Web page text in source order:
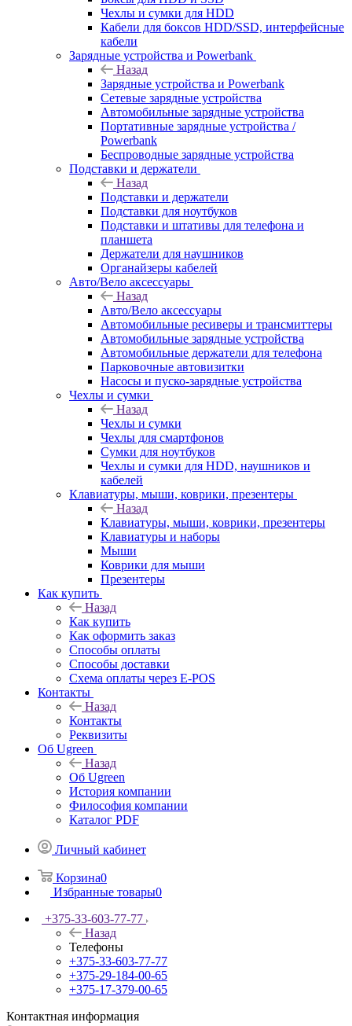
Чехлы и сумки для HDD
Кабели для боксов HDD/SSD, интерфейсные
кабели
Зарядные устройства и Powerbank
Назад
Зарядные устройства и Powerbank
Сетевые зарядные устройства
Автомобильные зарядные устройства
Портативные зарядные устройства /
Powerbank
Беспроводные зарядные устройства
Подставки и держатели
Назад
Подставки и держатели
Подставки для ноутбуков
Подставки и штативы для телефона и
планшета
Держатели для наушников
Органайзеры кабелей
Авто/Вело аксессуары
Назад
Авто/Вело аксессуары
Автомобильные ресиверы и трансмиттеры
Автомобильные зарядные устройства
Автомобильные держатели для телефона
Парковочные автовизитки
Насосы и пуско-зарядные устройства
Чехлы и сумки
Назад
Чехлы и сумки
Чехлы для смартфонов
Сумки для ноутбуков
Чехлы и сумки для HDD, наушников и
кабелей
Клавиатуры, мыши, коврики, презентеры
Назад
Клавиатуры, мыши, коврики, презентеры
Клавиатуры и наборы
Мыши
Коврики для мыши
Презентеры
Как купить
Назад
Как купить
Как оформить заказ
Способы оплаты
Способы доставки
Схема оплаты через E-POS
Контакты
Назад
Контакты
Реквизиты
Об Ugreen
Назад
Об Ugreen
История компании
Философия компании
Каталог PDF
Личный кабинет
Корзина0
Избранные товары0
+375-33-603-77-77
Назад
Телефоны
+375-33-603-77-77
+375-29-184-00-65
+375-17-379-00-65
Контактная информация